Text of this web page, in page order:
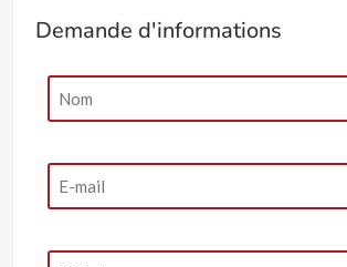
Demande d'informations